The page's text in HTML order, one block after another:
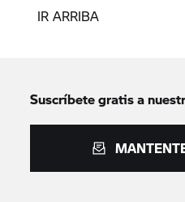
IR ARRIBA
Suscríbete gratis a